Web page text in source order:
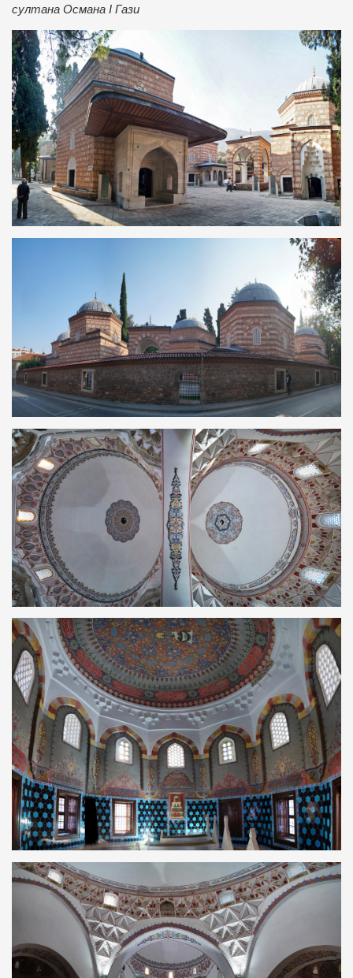
султана Османа І Гази